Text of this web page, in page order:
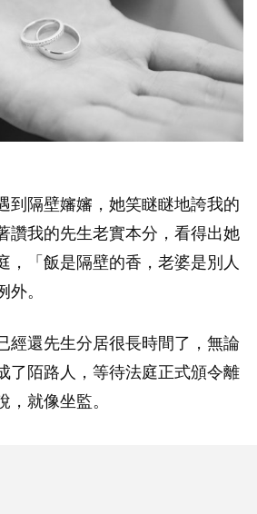
到隔壁嬸嬸，她笑瞇瞇地誇我的
讚我的先生老實本分，看得出她
，「飯是隔壁的香，老婆是別人
外。
經還先生分居很長時間了，無論
了陌路人，等待法庭正式頒令離
，就像坐監。